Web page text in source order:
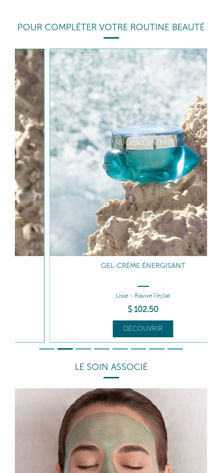
POUR COMPLÉTER VOTRE ROUTINE BEAUTÉ
GEL-CRÈME ÉNERGISANT
Lisse - Ravive l’éclat
DÉCOUVRIR
LE SOIN ASSOCIÉ